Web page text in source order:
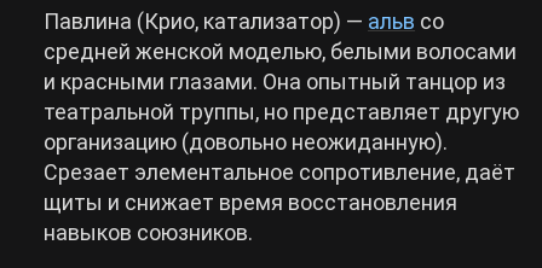
Павлина (Крио, катализатор) — альв со
средней женской моделью, белыми волосами
и красными глазами. Она опытный танцор из
театральной труппы, но представляет другую
организацию (довольно неожиданную).
Срезает элементальное сопротивление, даёт
щиты и снижает время восстановления
навыков союзников.